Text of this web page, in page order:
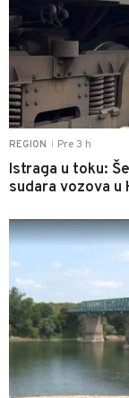
REGION Pre 3 h
Istraga u toku:
sudara vozova u